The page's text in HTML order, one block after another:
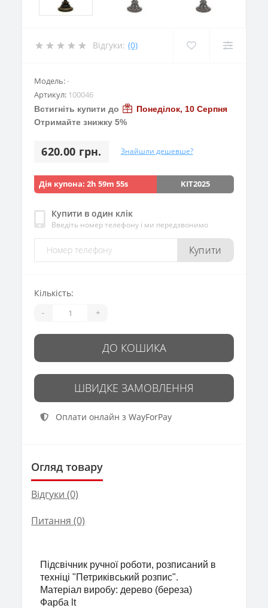
Відгуки: (0)
Модель:-
Артикул: 100046
Встигніть купити до
Понеділок, 10 Серпня
Отримайте знижку 5%
620.00 грн. Знайшли дешевше?
Дія купона:2h 59m 53s KIT2025
Купити в один клік
Введіть номер телефону і ми передзвонимо
Купити
Кількість:
- +
ДО КОШИКА
ШВИДКЕ ЗАМОВЛЕННЯ
Оплати онлайн з WayForPay
Огляд товару
Відгуки (0)
Питання (0)
Підсвічник ручної роботи, розписаний в
техніці "Петриківський розпис".
Матеріал виробу: дерево (береза)
Фарба lt